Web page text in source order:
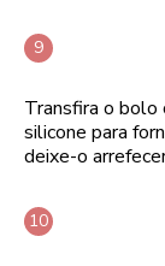
Transfira o
silicone para
deixe-o